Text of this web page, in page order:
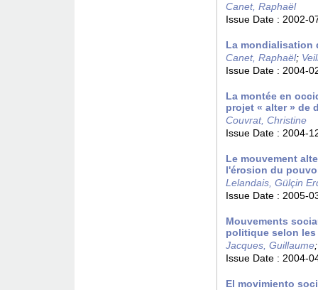
Canet, Raphaël
Issue Date : 2002-
La mondialisation
Canet, Raphaël;
Issue Date : 2004-
La montée en
projet « alter » de
Couvrat, Christine
Issue Date : 2004-
Le mouvement
l'érosion du
Lelandais, Gülçin
Issue Date : 2005-
Mouvements
politique selon les
Jacques, Guillaume
Issue Date : 2004-
El movimiento